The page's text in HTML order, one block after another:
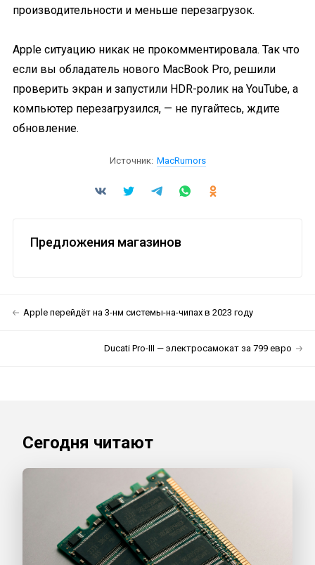
производительности и меньше перезагрузок.
Apple ситуацию никак не прокомментировала. Так что
если вы обладатель нового MacBook Pro, решили
проверить экран и запустили HDR-ролик на YouTube, а
компьютер перезагрузился, — не пугайтесь, ждите
обновление.
Источник: MacRumors
Предложения магазинов
Apple перейдёт на 3-нм системы-на-чипах в 2023 году
Ducati Pro-III — электросамокат за 799 евро
Сегодня читают